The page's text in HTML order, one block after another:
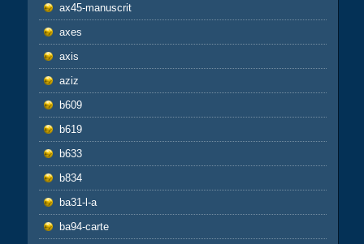
ax45-manuscrit
axes
axis
aziz
b609
b619
b633
b834
ba31-l-a
ba94-carte